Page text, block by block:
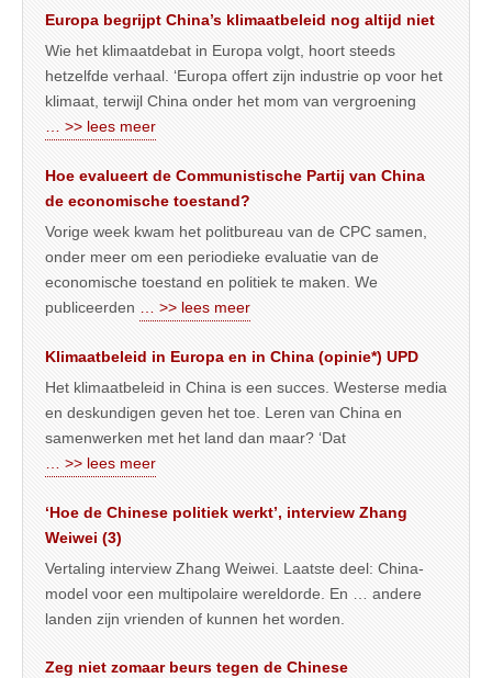
Europa begrijpt China’s klimaatbeleid nog altijd niet
Wie het klimaatdebat in Europa volgt, hoort steeds
hetzelfde verhaal. ‘Europa offert zijn industrie op voor het
klimaat, terwijl China onder het mom van vergroening
… >> lees meer
Hoe evalueert de Communistische Partij van China
de economische toestand?
Vorige week kwam het politbureau van de CPC samen,
onder meer om een periodieke evaluatie van de
economische toestand en politiek te maken. We
publiceerden … >> lees meer
Klimaatbeleid in Europa en in China (opinie*) UPD
Het klimaatbeleid in China is een succes. Westerse media
en deskundigen geven het toe. Leren van China en
samenwerken met het land dan maar? ‘Dat
… >> lees meer
‘Hoe de Chinese politiek werkt’, interview Zhang
Weiwei (3)
Vertaling interview Zhang Weiwei. Laatste deel: China-
model voor een multipolaire wereldorde. En … andere
landen zijn vrienden of kunnen het worden.
Zeg niet zomaar beurs tegen de Chinese